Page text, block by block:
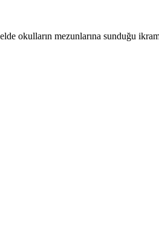
okulların mezunlarına sunduğu